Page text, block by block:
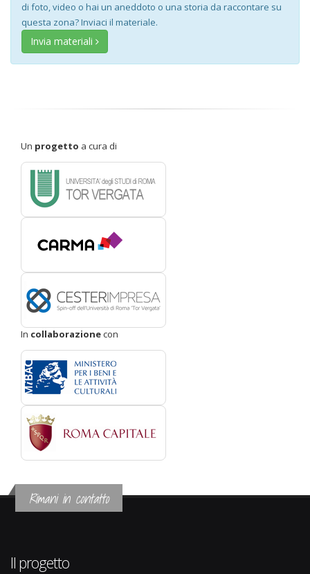
di foto, video o hai un aneddoto o una storia da raccontare su
questa zona? Inviaci il materiale.
Invia materiali
Un progetto a cura di
In collaborazionecon
Rimani in contatto
Il progetto